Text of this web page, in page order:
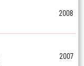
2008
2007